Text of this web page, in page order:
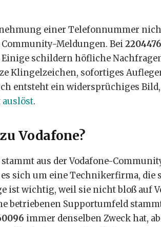
einer Telefonnummer
Meldungen. Bei
schildern höfliche
Klingelzeichen, sofortiges
entsteht ein widersprüchiges Bild,
auslöst.
Vodafone?
aus der Vodafone-
sich um eine Technikerfirma, die
ist wichtig, weil sie nicht bloß auf
betriebenen Supportumfeld
immer denselben Zweck hat,